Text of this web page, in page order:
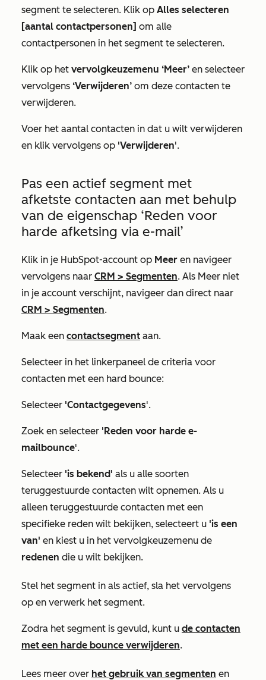
segment te selecteren. Klik op Alles selecteren
[aantal contactpersonen] om alle
contactpersonen in het segment te selecteren.
Klik op het vervolgkeuzemenu ‘Meer’ en selecteer
vervolgens ‘Verwijderen’ om deze contacten te
verwijderen.
Voer het aantal contacten in dat u wilt verwijderen
en klik vervolgens op 'Verwijderen'.
Pas een actief segment met
afketste contacten aan met behulp
van de eigenschap ‘Reden voor
harde afketsing via e-mail’
Klik in je HubSpot-account op Meer en navigeer
vervolgens naar CRM > Segmenten. Als Meer niet
in je account verschijnt, navigeer dan direct naar
CRM > Segmenten.
Maak een contactsegment aan.
Selecteer in het linkerpaneel de criteria voor
contacten met een hard bounce:
Selecteer 'Contactgegevens'.
Zoek en selecteer 'Reden voor harde e-
mailbounce'.
Selecteer 'is bekend' als u alle soorten
teruggestuurde contacten wilt opnemen. Als u
alleen teruggestuurde contacten met een
specifieke reden wilt bekijken, selecteert u 'is een
van' en kiest u in het vervolgkeuzemenu de
redenen die u wilt bekijken.
Stel het segment in als actief, sla het vervolgens
op en verwerk het segment.
Zodra het segment is gevuld, kunt u de contacten
met een harde bounce verwijderen.
Lees meer over het gebruik van segmenten en